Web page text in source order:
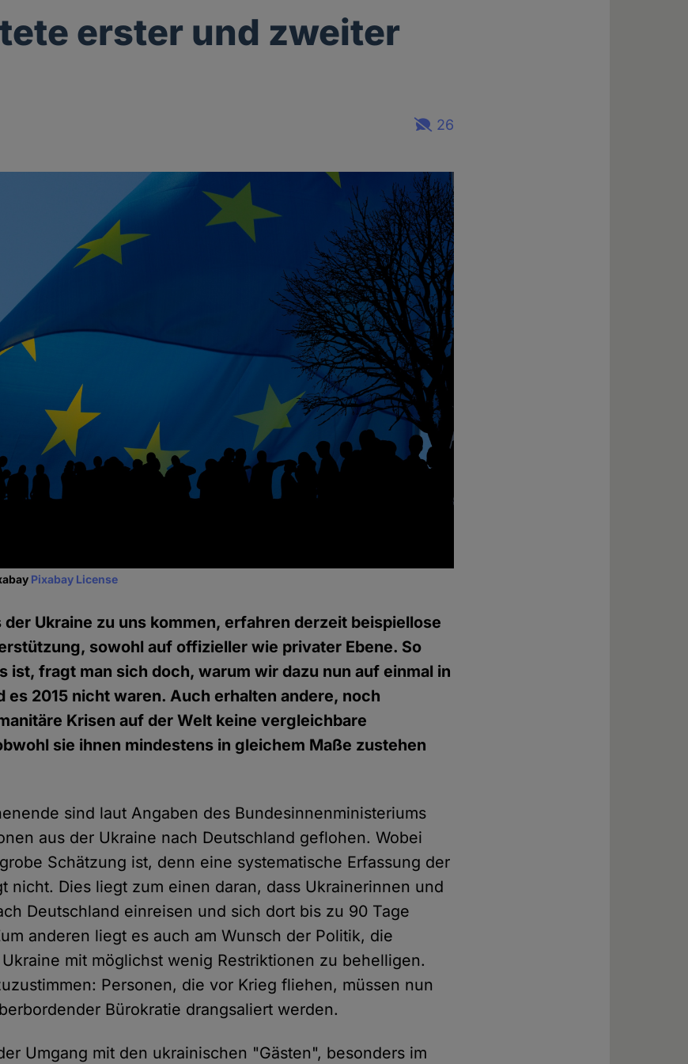
erster und zweiter
26
Pixabay License
der Ukraine zu uns kommen, erfahren derzeit beispiellose
sowohl auf offizieller wie privater Ebene. So
ist, fragt man sich doch, warum wir dazu nun auf einmal in
es 2015 nicht waren. Auch erhalten andere, noch
Krisen auf der Welt keine vergleichbare
sie ihnen mindestens in gleichem Maße zustehen
sind laut Angaben des Bundesinnenministeriums
aus der Ukraine nach Deutschland geflohen. Wobei
Schätzung ist, denn eine systematische Erfassung der
nicht. Dies liegt zum einen daran, dass Ukrainerinnen und
Deutschland einreisen und sich dort bis zu 90 Tage
anderen liegt es auch am Wunsch der Politik, die
mit möglichst wenig Restriktionen zu behelligen.
Personen, die vor Krieg fliehen, müssen nun
Bürokratie drangsaliert werden.
Umgang mit den ukrainischen "Gästen", besonders im